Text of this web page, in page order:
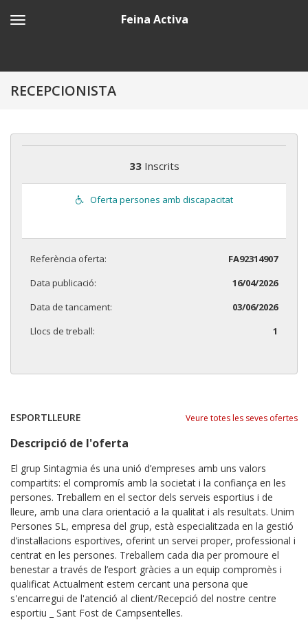
Feina Activa
RECEPCIONISTA
33Inscrits
Oferta persones amb discapacitat
Referència oferta:
FA92314907
Data publicació:
16/04/2026
Data de tancament:
03/06/2026
Llocs de treball:
1
ESPORTLLEURE Veure totes les seves ofertes
Descripció de l'oferta
El grup Sintagmia és una unió d’empreses amb uns valors
compartits: el compromís amb la societat i la confiança en les
persones. Treballem en el sector dels serveis esportius i de
lleure, amb una clara orientació a la qualitat i als resultats. Unim
Persones SL, empresa del grup, està especialitzada en la gestió
d’instal·lacions esportives, oferint un servei proper, professional i
centrat en les persones. Treballem cada dia per promoure el
benestar a través de l’esport gràcies a un equip compromès i
qualificat Actualment estem cercant una persona que
s'encarregui de l'atenció al client/Recepció del nostre centre
esportiu _ Sant Fost de Campsentelles.